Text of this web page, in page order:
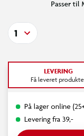
Passer til
1
LEVERING
Få leveret
På lager online
Levering fra 39,-